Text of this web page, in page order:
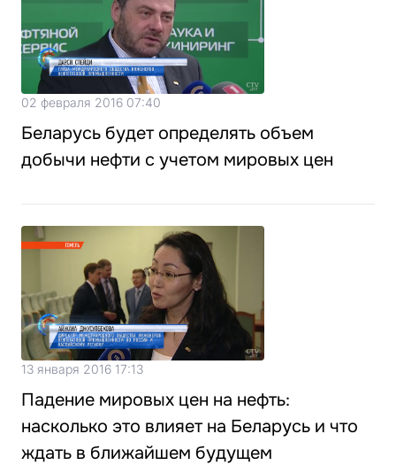
02 февраля 2016 07:40
Беларусь будет определять объем
добычи нефти с учетом мировых цен
13 января 2016 17:13
Падение мировых цен на нефть:
насколько это влияет на Беларусь и что
ждать в ближайшем будущем